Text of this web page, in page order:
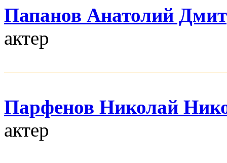
Папанов Анатолий
актер
Парфенов Николай
актер